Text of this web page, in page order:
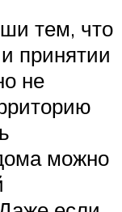
тем, что
принятии
не
можно